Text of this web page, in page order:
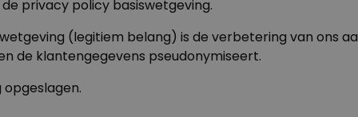
privacy policy basiswetgeving.
(legitiem belang) is de verbetering van ons
de klantengegevens pseudonymiseert.